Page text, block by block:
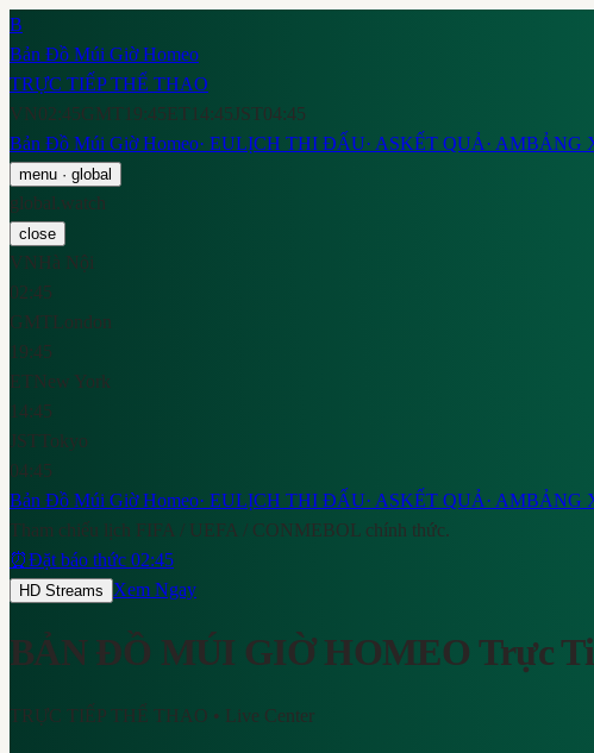
B
Bản Đồ Múi Giờ Homeo
TRỰC TIẾP THỂ THAO
VN02:45GMT 19:45ET 14:45 JST04:45
Bản Đồ Múi Giờ Homeo· EULỊCH THI ĐẤU· ASKẾT QUẢ· AMBẢNG
menu · global
global.watch
close
VNHà Nội
02:45
GMTLondon
19:45
ETNew York
14:45
JSTTokyo
04:45
Bản Đồ Múi Giờ Homeo· EULỊCH THI ĐẤU· ASKẾT QUẢ· AMBẢNG
Tham chiếu lịch FIFA / UEFA / CONMEBOL chính thức.
⏰Đặt báo thức 02:45
HD Streams Xem Ngay
BẢN ĐỒ MÚI GIỜ HOMEO Trực
TRỰC TIẾP THỂ THAO • Live Center